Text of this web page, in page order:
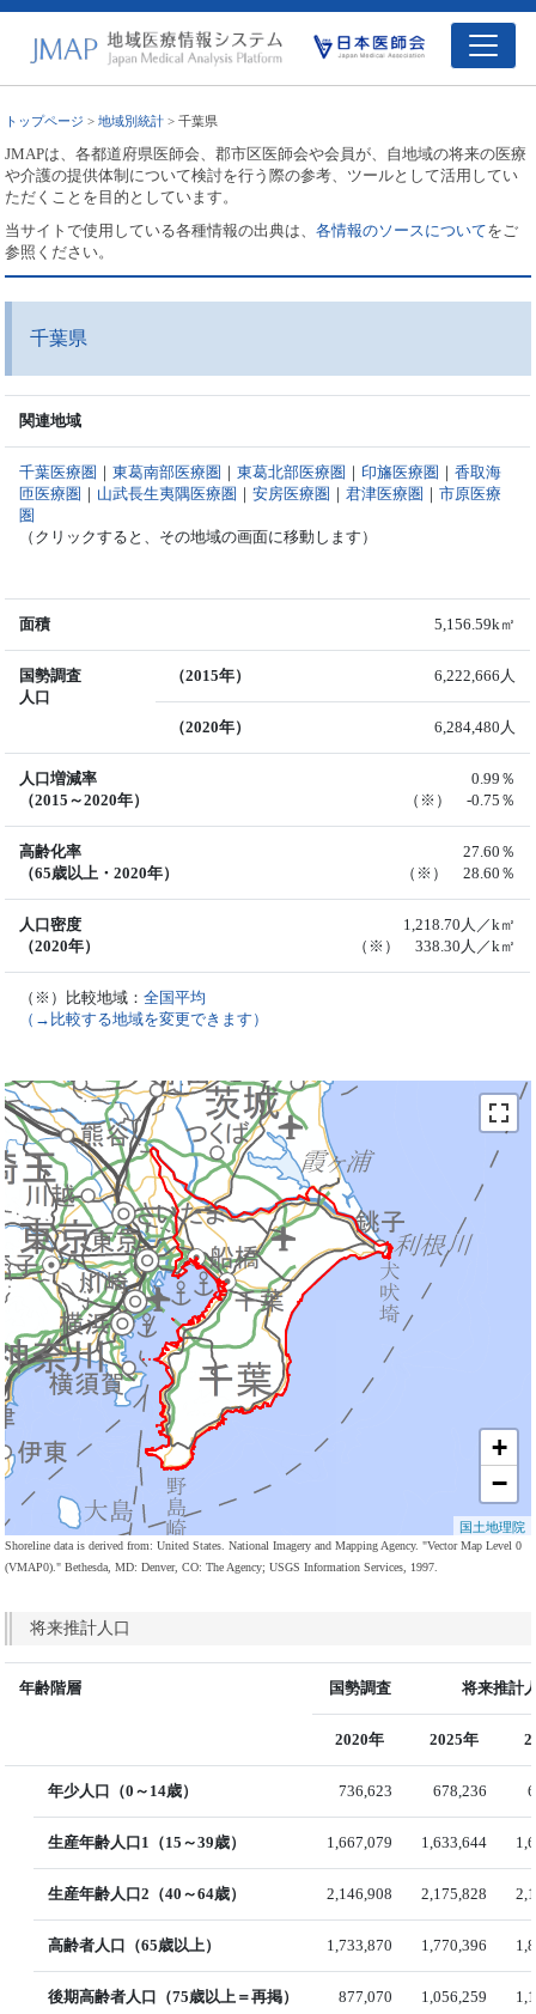
トップページ >地域別統計 > 千葉県
JMAPは、各都道府県医師会、郡市区医師会や会員が、自地域の将来の医療
や介護の提供体制について検討を行う際の参考、ツールとして活用してい
ただくことを目的としています。
当サイトで使用している各種情報の出典は、各情報のソースについてをご
参照ください。
千葉県
関連地域
千葉医療圏 ｜東葛南部医療圏 ｜東葛北部医療圏 ｜ 印旛医療圏 ｜香取海
匝医療圏 ｜ 山武長生夷隅医療圏 ｜安房医療圏 ｜君津医療圏 ｜市原医療
圏
（クリックすると、その地域の画面に移動します）
面積 5,156.59k㎡
国勢調査
人口
（2015年） 6,222,666人
（2020年） 6,284,480人
人口増減率
（2015～2020年）
0.99％
（※） -0.75％
高齢化率
（65歳以上・2020年）
27.60％
（※） 28.60％
人口密度
（2020年）
1,218.70人／k㎡
（※） 338.30人／k㎡
（※）比較地域：全国平均
（→比較する地域を変更できます）
+
−
国土地理院
Shoreline data is derived from: United States. National Imagery and Mapping Agency. "Vector Map Level 0
(VMAP0)." Bethesda, MD: Denver, CO: The Agency; USGS Information Services, 1997.
将来推計人口
年齢階層 国勢調査 将来推計
2020年 2025年
年少人口（0～14歳） 736,623 678,236
生産年齢人口1（15～39歳） 1,667,079 1,633,644
生産年齢人口2（40～64歳） 2,146,908 2,175,828
高齢者人口（65歳以上） 1,733,870 1,770,396
後期高齢者人口（75歳以上＝再掲） 877,070 1,056,259